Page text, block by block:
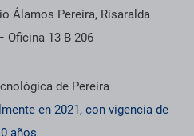
Álamos Pereira, Risaralda
Oficina 13 B 206
de Pereira
en 2021, con vigencia de